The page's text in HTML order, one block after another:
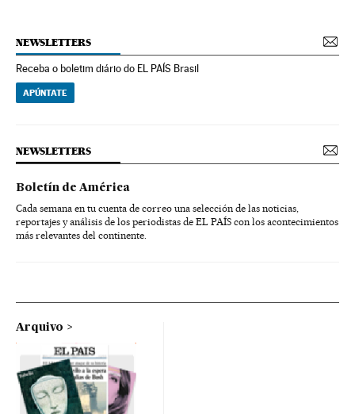
NEWSLETTERS
Receba o boletim diário do EL PAÍS Brasil
APÚNTATE
NEWSLETTERS
Boletín de América
Cada semana en tu cuenta de correo una selección de las noticias,
reportajes y análisis de los periodistas de EL PAÍS con los acontecimientos
más relevantes del continente.
Arquivo